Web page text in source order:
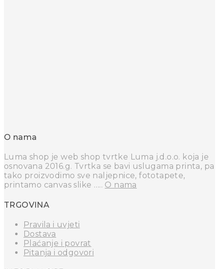
O nama
Luma shop je web shop tvrtke Luma j.d.o.o. koja je
osnovana 2016.g. Tvrtka se bavi uslugama printa, pa
tako proizvodimo sve naljepnice, fototapete,
printamo canvas slike ….. O nama
TRGOVINA
Pravila i uvjeti
Dostava
Plaćanje i povrat
Pitanja i odgovori